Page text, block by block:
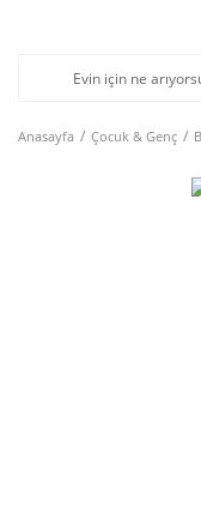
Anasayfa Çocuk & Genç